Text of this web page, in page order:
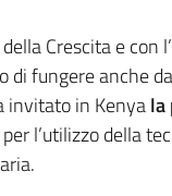
Crescita e con
fungere anche
invitato in Kenyala
l’utilizzo della